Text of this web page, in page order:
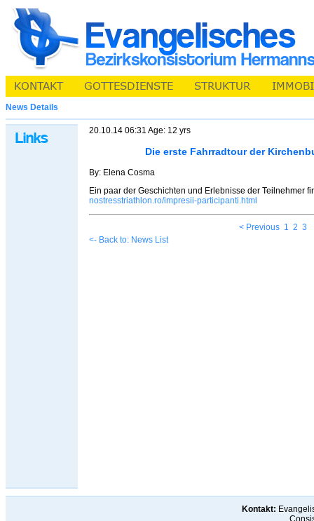
News Details
20.10.14 06:31 Age: 12 yrs
Die erste Fahrradtour der
By: Elena Cosma
Ein paar der Geschichten und Erlebnisse der Teilnehmer
nostresstriathlon.ro/impresii-participanti.html
< Previous 1 2 3
<- Back to: News List
Kontakt: